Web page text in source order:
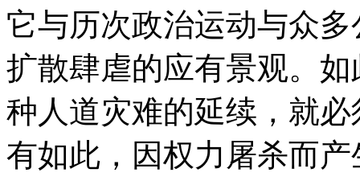
它与历次政治运动与众
扩散肆虐的应有景观。
种人道灾难的延续，就
有如此，因权力屠杀而